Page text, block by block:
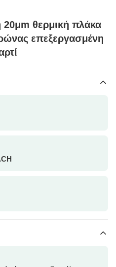
θερμική πλάκα
επεξεργασμένη